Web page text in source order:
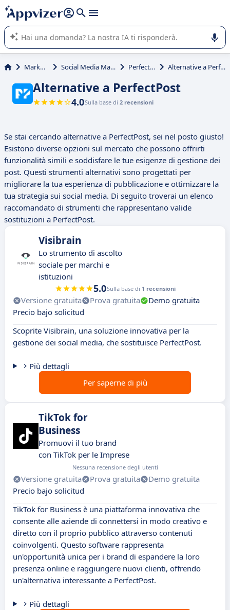
righe con
shift + enter
L'IA di Appvizer vi guida nell'utilizzo o nella scelta di un
software SaaS per la vostra azienda.
Marketing Social Media Marketing PerfectPost Alternative a PerfectPost
Alternative a PerfectPost
4.0Sulla base di 2 recensioni
Se stai cercando alternative a PerfectPost, sei nel posto giusto!
Esistono diverse opzioni sul mercato che possono offrirti
funzionalità simili e soddisfare le tue esigenze di gestione dei
post. Questi strumenti alternativi sono progettati per
migliorare la tua esperienza di pubblicazione e ottimizzare la
tua strategia sui social media. Di seguito troverai un elenco
raccomandato di strumenti che rappresentano valide
sostituzioni a PerfectPost.
Visibrain
Lo strumento di ascolto
sociale per marchi e
istituzioni
5.0Sulla base di 1 recensioni
Versione gratuita Prova gratuita
Demo gratuita
Precio bajo solicitud
Scoprite Visibrain, una soluzione innovativa per la
gestione dei social media, che sostituisce PerfectPost.
Più dettagli
Per saperne di più
TikTok for
Business
Promuovi il tuo brand
con TikTok per le Imprese
Nessuna recensione degli utenti
Versione gratuita Prova gratuita
Demo gratuita
Precio bajo solicitud
TikTok for Business è una piattaforma innovativa che
consente alle aziende di connettersi in modo creativo e
diretto con il proprio pubblico attraverso contenuti
coinvolgenti. Questo software rappresenta
un'opportunità unica per i brand di espandere la loro
presenza online e raggiungere nuovi clienti, offrendo
un'alternativa interessante a PerfectPost.
Più dettagli